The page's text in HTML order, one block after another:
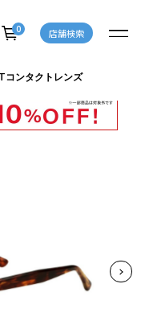
0 店舗検索
コンタクトレンズ